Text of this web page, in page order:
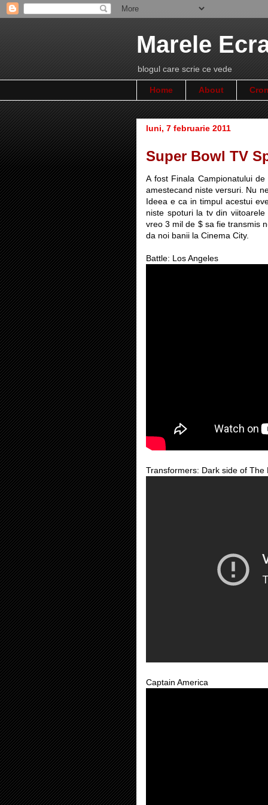
Marele
blogul care scrie ce vede
Home About
luni, 7 februarie 2011
Super Bowl TV
A fost Finala Campionatului
amestecand niste versuri. Nu
Ideea e ca in timpul acestui
niste spoturi la tv din
vreo 3 mil de $ sa fie transmis
da noi banii la Cinema City.
Battle: Los Angeles
Transformers: Dark side of The
Captain America